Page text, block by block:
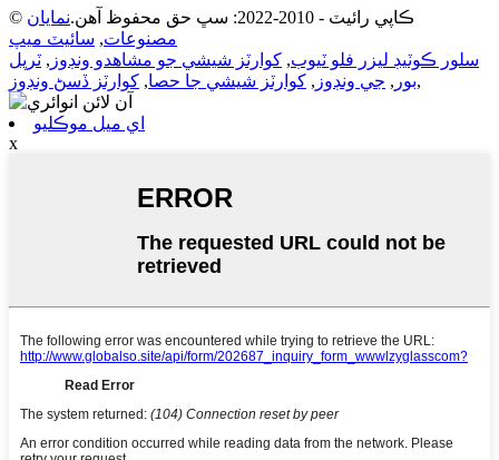
© ڪاپي رائيٽ - 2010-2022: سڀ حق محفوظ آهن.
نمايان
مصنوعات, سائيٽ ميپ
سلور ڪوٽيڊ ليزر فلو ٽيوب, کوارٽز شيشي جو مشاهدو ونڊوز , ٽرپل
بور , جي ونڊوز , کوارٽز شيشي جا حصا, کوارٽز ڏسڻ ونڊوز ,
اي ميل موڪليو
x